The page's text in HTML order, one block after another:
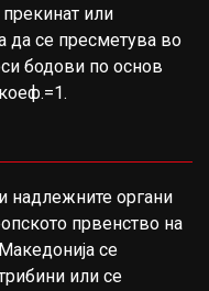
или
да се пресметува во
бодови по основ
надлежните органи
првенство на
се
или се